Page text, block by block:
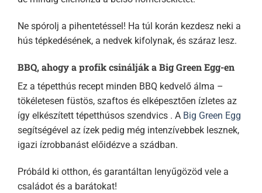
Ne spórolj a pihentetéssel! Ha túl korán kezdesz neki a
hús tépkedésének, a nedvek kifolynak, és száraz lesz.
BBQ, ahogy a profik csinálják a Big Green Egg-en
Ez a tépetthús recept minden BBQ kedvelő álma –
tökéletesen füstös, szaftos és elképesztően ízletes az
így elkészített tépetthúsos szendvics . A Big Green Egg
segítségével az ízek pedig még intenzívebbek lesznek,
igazi ízrobbanást előidézve a szádban.
Próbáld ki otthon, és garantáltan lenyűgözöd vele a
családot és a barátokat!